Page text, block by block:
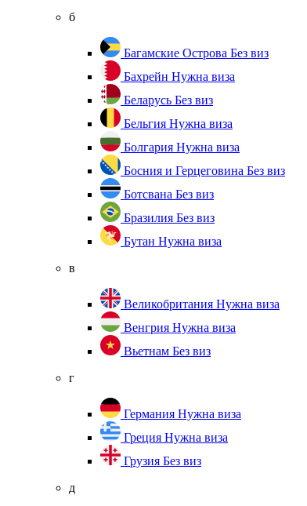
б
Багамские Острова Без виз
Бахрейн Нужна виза
Беларусь Без виз
Бельгия Нужна виза
Болгария Нужна виза
Босния и Герцеговина Без виз
Ботсвана Без виз
Бразилия Без виз
Бутан Нужна виза
в
Великобритания Нужна виза
Венгрия Нужна виза
Вьетнам Без виз
г
Германия Нужна виза
Греция Нужна виза
Грузия Без виз
д